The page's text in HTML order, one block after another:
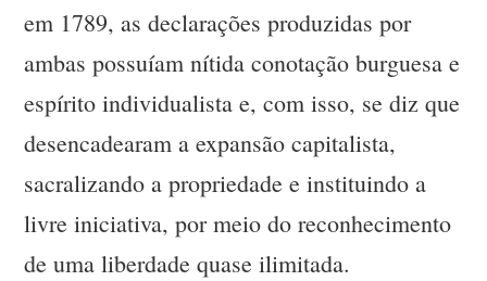
em 1789, as declarações produzidas por
ambas possuíam nítida conotação burguesa e
espírito individualista e, com isso, se diz que
desencadearam a expansão capitalista,
sacralizando a propriedade e instituindo a
livre iniciativa, por meio do reconhecimento
de uma liberdade quase ilimitada.